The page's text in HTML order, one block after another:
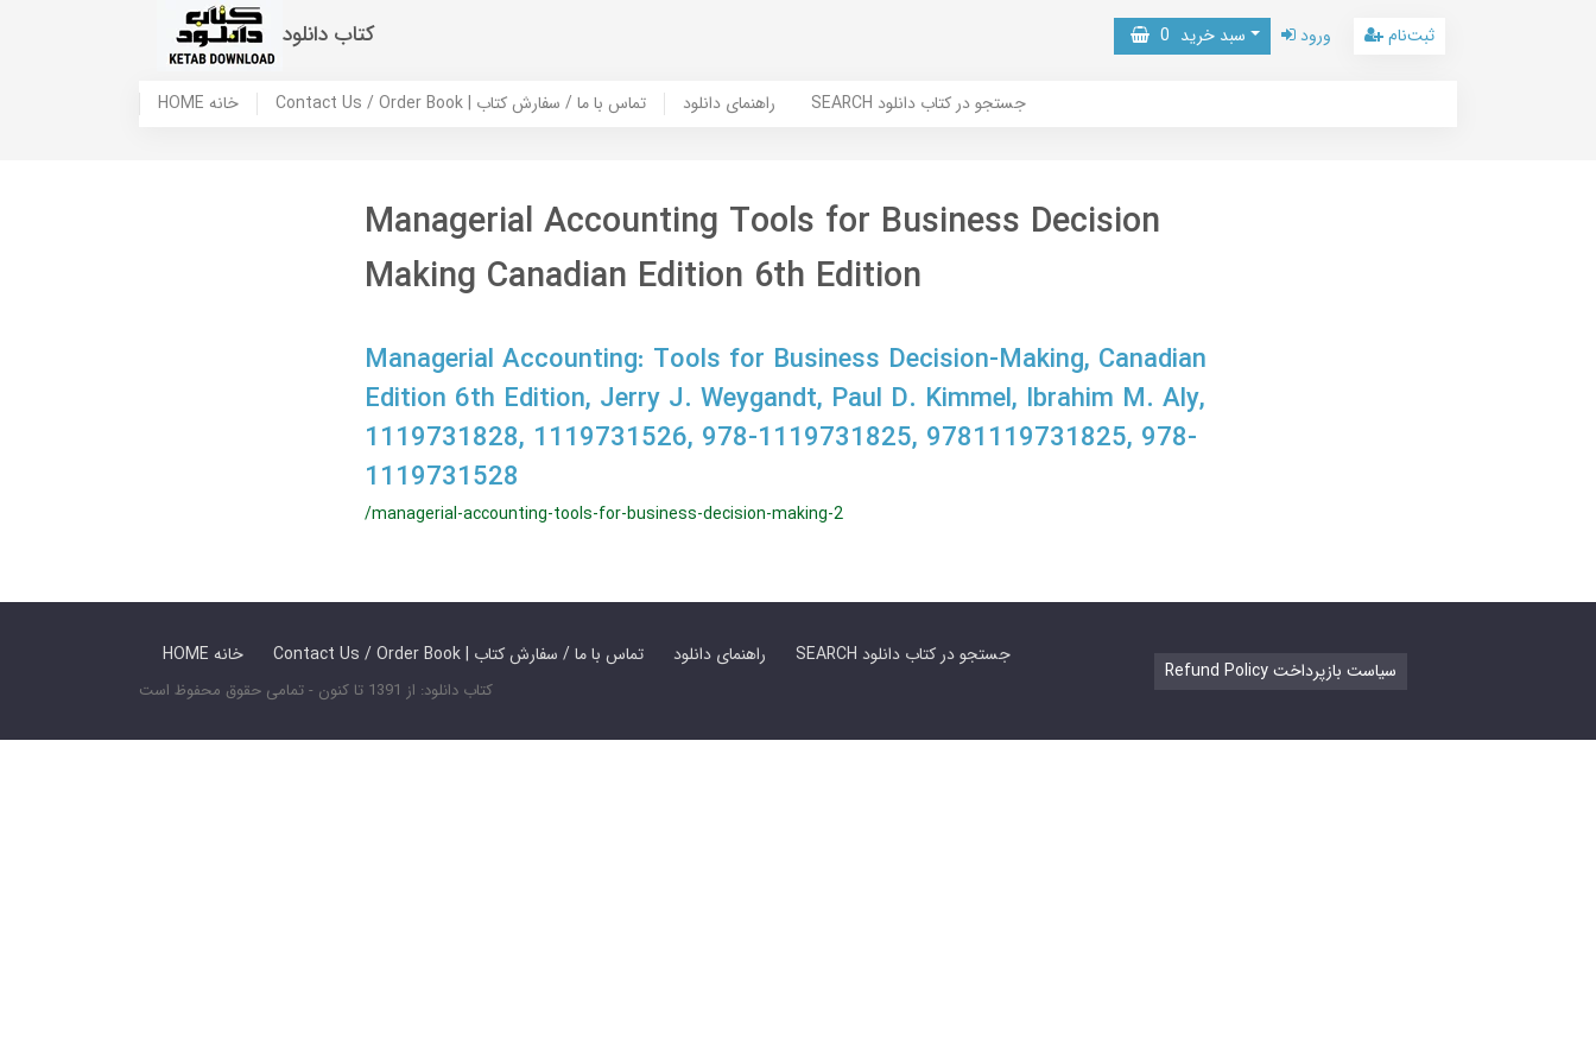
کتاب دانلود سبد خرید 0 ورود ثبت‌نام
HOME خانه Contact Us / Order Book | تماس با ما / سفارش کتاب راهنمای دانلود SEARCH جستجو در کتاب دانلود
Managerial Accounting Tools for Business Decision
Making Canadian Edition 6th Edition
Managerial Accounting: Tools for Business Decision-Making, Canadian
Edition 6th Edition, Jerry J. Weygandt, Paul D. Kimmel, Ibrahim M. Aly,
1119731828, 1119731526, 978-1119731825, 9781119731825, 978-
1119731528
/managerial-accounting-tools-for-business-decision-making-2
HOME خانه Contact Us / Order Book | تماس با ما / سفارش کتاب راهنمای دانلود SEARCH جستجو در کتاب دانلود
کتاب دانلود: از 1391 تا کنون - تمامی حقوق محفوظ است
Refund Policy سیاست بازپرداخت